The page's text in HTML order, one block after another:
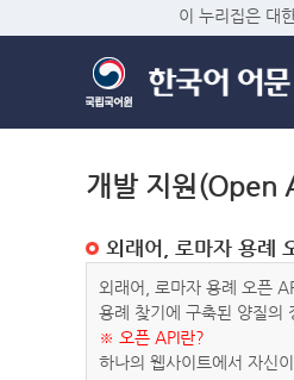
이 누리집은 대
개발 지원(Open
외래어, 로마자 용례
외래어, 로마자 용례 오픈
용례 찾기에 구축된 양질의
※ 오픈 API란?
하나의 웹사이트에서 자신